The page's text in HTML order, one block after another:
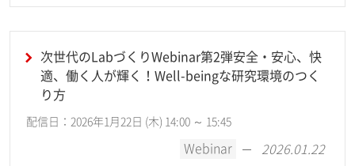
次世代のLabづくりWebinar第2弾安全・安心、快
適、働く人が輝く！Well-beingな研究環境のつく
り方
配信日：2026年1月22日 (木) 14:00 ～ 15:45
Webinar 2026.01.22